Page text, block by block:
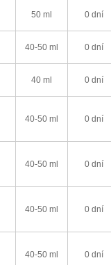
50 ml 0 dní
40-50 ml 0 dní
40 ml 0 dní
40-50 ml 0 dní
40-50 ml 0 dní
40-50 ml 0 dní
40-50 ml 0 dní